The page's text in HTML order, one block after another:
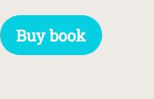
Buy book